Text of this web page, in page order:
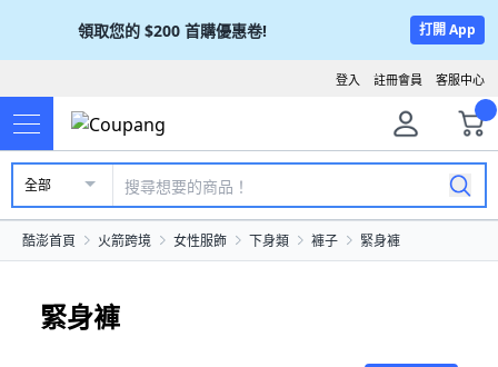
領取您的 $200 首購優惠卷! 打開 App
客服中心
註冊會員
登入
全部
酷澎首頁 火箭跨境 女性服飾 下身類 褲子 緊身褲
緊身褲